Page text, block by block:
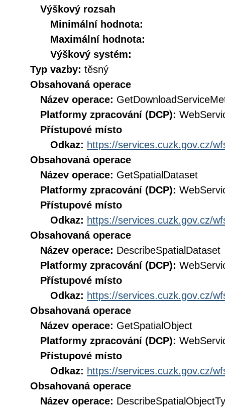
Výškový rozsah
Minimální hodnota:
Maximální hodnota:
Výškový systém:
Typ vazby: těsný
Obsahovaná operace
Název operace:
Platformy zpracování (DCP):
Přístupové místo
Odkaz: https://services.cuzk.gov.cz/
Obsahovaná operace
Název operace: GetSpatialDataset
Platformy zpracování (DCP):
Přístupové místo
Odkaz: https://services.cuzk.gov.cz/
Obsahovaná operace
Název operace: DescribeSpatialDataset
Platformy zpracování (DCP):
Přístupové místo
Odkaz: https://services.cuzk.gov.cz/
Obsahovaná operace
Název operace: GetSpatialObject
Platformy zpracování (DCP):
Přístupové místo
Odkaz: https://services.cuzk.gov.cz/
Obsahovaná operace
Název operace: